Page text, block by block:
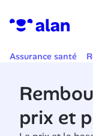
Assurance santé
prix et